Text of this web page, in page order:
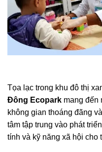
Tọa lạc trong khu đô thị
Đông Ecopark mang đến
không gian thoáng đãng
tâm tập trung vào phát
tính và kỹ năng xã hội cho